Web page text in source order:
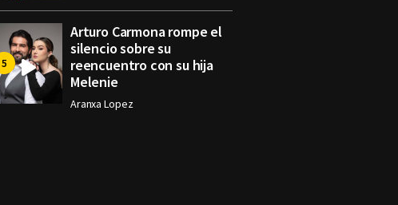
Arturo Carmona rompe el
silencio sobre su
reencuentro con su hija
Melenie
Aranxa Lopez